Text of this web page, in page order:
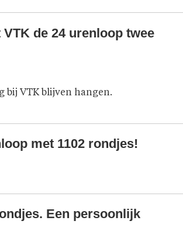
de 24 urenloop twee
bij VTK blijven hangen.
met 1102 rondjes!
Een persoonlijk